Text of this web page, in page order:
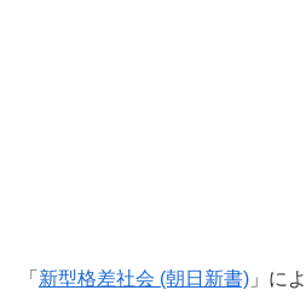
「 新型格差社会 (朝日新書) 」に